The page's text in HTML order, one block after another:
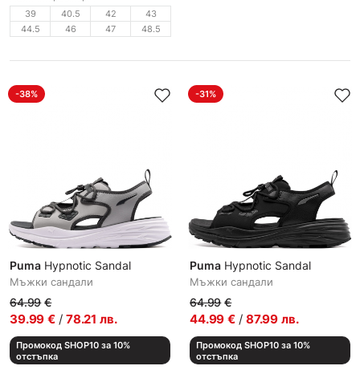
39 40.5 42
43
44.5
46 47 48.5
-38%
Puma Hypnotic Sandal
Мъжки сандали
64.99 €
39.99 € / 78.21 лв.
Промокод SHOP10 за 10%
отстъпка
-31%
Puma Hypnotic Sandal
Мъжки сандали
64.99 €
44.99 € / 87.99 лв.
Промокод SHOP10 за 10%
отстъпка